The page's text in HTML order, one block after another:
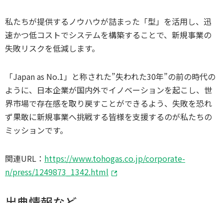
私たちが提供するノウハウが詰まった「型」を活用し、迅
速かつ低コストでシステムを構築することで、新規事業の
失敗リスクを低減します。
「Japan as No.1」と称された”失われた30年”の前の時代の
ように、日本企業が国内外でイノベーションを起こし、世
界市場で存在感を取り戻すことができるよう、失敗を恐れ
ず果敢に新規事業へ挑戦する皆様を支援するのが私たちの
ミッションです。
関連URL： https://www.tohogas.co.jp/corporate-
n/press/1249873_1342.html